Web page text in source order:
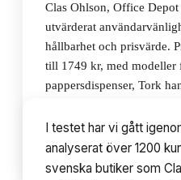
Clas Ohlson, Office
utvärderat
hållbarhet och prisvärde.
till 1749 kr, med modeller
pappersdispenser, Tork
Innehållsförteckning
I testet har vi gått
analyserat över 1200
svenska butiker som